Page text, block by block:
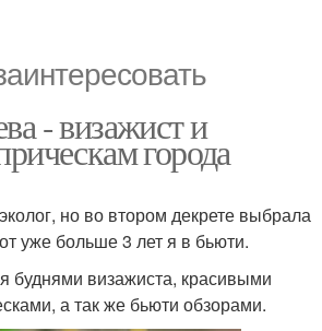
- визажист и
города
но во втором декрете выбрала
уже больше 3 лет я в бьюти.
буднями визажиста, красивыми
а так же бьюти обзорами.